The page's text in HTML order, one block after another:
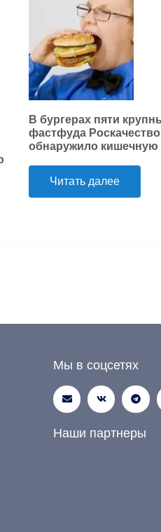
В бургерах пяти
фастфуда Роскачество
обнаружило кишечную
Читать далее
Мы в соцсетях
Наши партнеры